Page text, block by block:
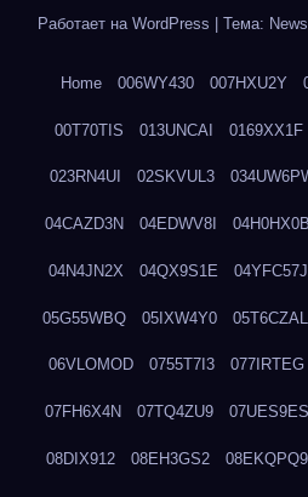
Работает на WordPress Тема:
Home 006WY430 007HXU2Y
00T70TIS 013UNCAI 0169XX1F
023RN4UI 02SKVUL3
04CAZD3N 04EDWV8I 04H0HX0B
04N4JN2X 04QX9S1E 04YFC57J
05G55WBQ 05IXW4Y0 05T6CZAL
06VLOMOD 0755T7I3 077IRTEG
07FH6X4N 07TQ4ZU9 07UES9ES
08DIX912 08EH3GS2 08EKQPQ9